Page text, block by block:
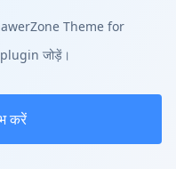
LaawerZone Theme for
जोड़ें।
करें